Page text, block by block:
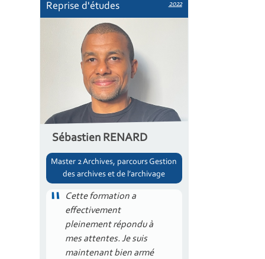
Reprise d'études 2022
Sébastien RENARD
Master 2 Archives, parcours Gestion
des archives et de l’archivage
Cette formation a
effectivement
pleinement répondu à
mes attentes. Je suis
maintenant bien armé